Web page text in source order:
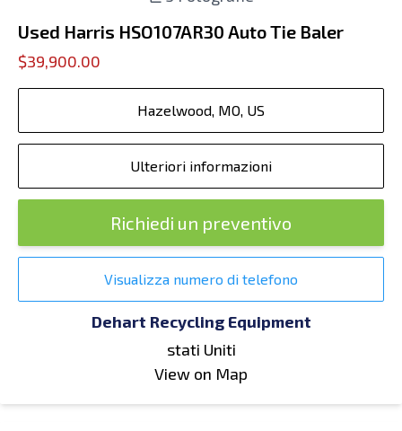
Used Harris HSO107AR30 Auto Tie Baler
$39,900.00
Hazelwood, MO, US
Ulteriori informazioni
Richiedi un preventivo
Visualizza numero di telefono
Dehart Recycling Equipment
stati Uniti
View on Map